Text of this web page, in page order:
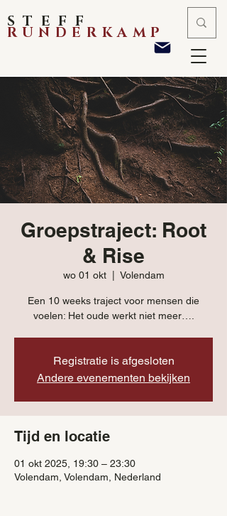
STEFF
RUNDERKAMP
Groepstraject: Root
& Rise
wo 01 okt
  |
Volendam
Een 10 weeks traject voor mensen die
voelen: Het oude werkt niet meer….​​​​​​
Registratie is afgesloten
Andere evenementen bekijken
Tijd en locatie
01 okt 2025, 19:30 – 23:30
Volendam, Volendam, Nederland